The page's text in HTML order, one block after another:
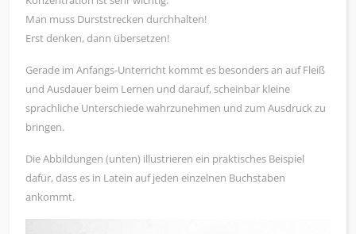
Man muss Durststrecken durchhalten!
Erst denken, dann übersetzen!
Gerade im Anfangs-Unterricht kommt es besonders an auf Fleiß
und Ausdauer beim Lernen und darauf, scheinbar kleine
sprachliche Unterschiede wahrzunehmen und zum Ausdruck zu
bringen.
Die Abbildungen (unten) illustrieren ein praktisches Beispiel
dafür, dass es in Latein auf jeden einzelnen Buchstaben
ankommt.